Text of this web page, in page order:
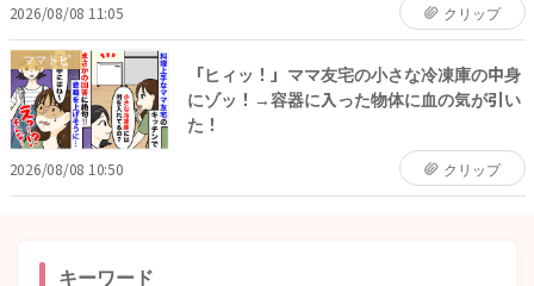
2026/08/08 11:05 クリップ
ママトピ
「ヒィッ！」ママ友宅の小さな冷凍庫の中身
にゾッ！→容器に入った物体に血の気が引い
た！
2026/08/08 10:50 クリップ
キーワード